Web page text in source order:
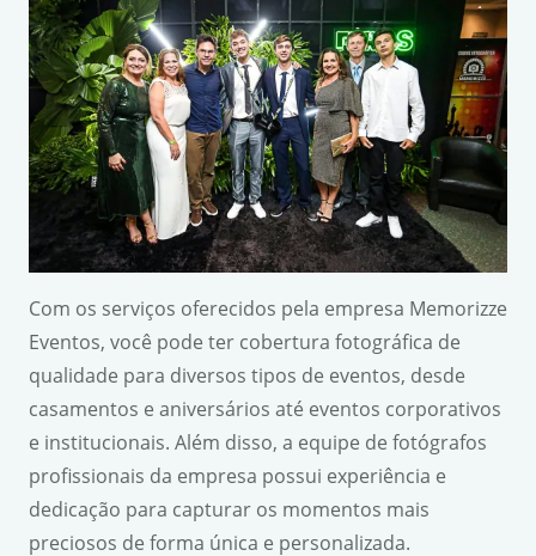
Com os serviços oferecidos pela empresa Memorizze
Eventos, você pode ter cobertura fotográfica de
qualidade para diversos tipos de eventos, desde
casamentos e aniversários até eventos corporativos
e institucionais. Além disso, a equipe de fotógrafos
profissionais da empresa possui experiência e
dedicação para capturar os momentos mais
preciosos de forma única e personalizada.